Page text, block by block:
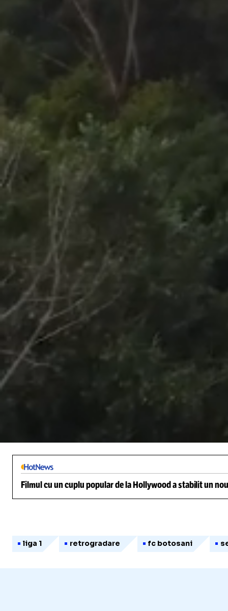
Filmul cu un cuplu popular de la Hollywood a stabilit un
liga 1 retrogradare fc botosani